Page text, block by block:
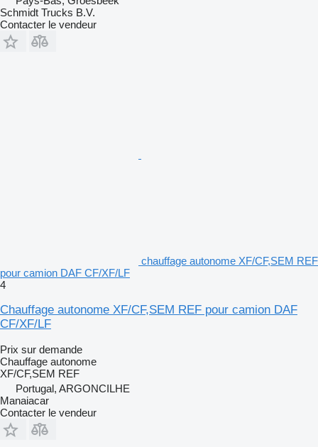
Schmidt Trucks B.V.
Contacter le vendeur
chauffage autonome XF/CF,SEM REF
pour camion DAF CF/XF/LF
4
Chauffage autonome XF/CF,SEM REF pour camion DAF
CF/XF/LF
Prix sur demande
Chauffage autonome
XF/CF,SEM REF
Portugal, ARGONCILHE
Manaiacar
Contacter le vendeur